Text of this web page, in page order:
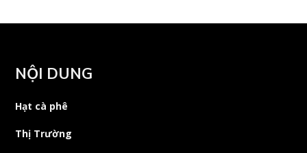
NỘI DUNG
Hạt cà phê
Thị Trường